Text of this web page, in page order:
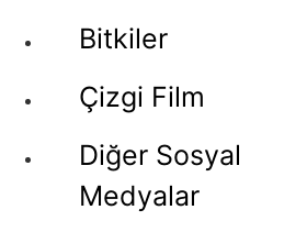
Bitkiler
Çizgi Film
Diğer Sosyal
Medyalar